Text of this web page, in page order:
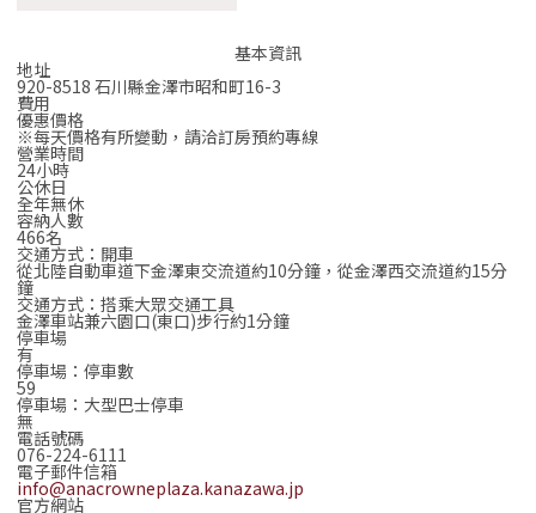
基本資訊
地址
920-8518 石川縣金澤市昭和町16-3
費用
優惠價格
※每天價格有所變動，請洽訂房預約專線
營業時間
24小時
公休日
全年無休
容納人數
466名
交通方式：開車
從北陸自動車道下金澤東交流道約10分鐘，從金澤西交流道約15分
鐘
交通方式：搭乘大眾交通工具
金澤車站兼六園口(東口)步行約1分鐘
停車場
有
停車場：停車數
59
停車場：大型巴士停車
無
電話號碼
076-224-6111
電子郵件信箱
info@anacrowneplaza.kanazawa.jp
官方網站